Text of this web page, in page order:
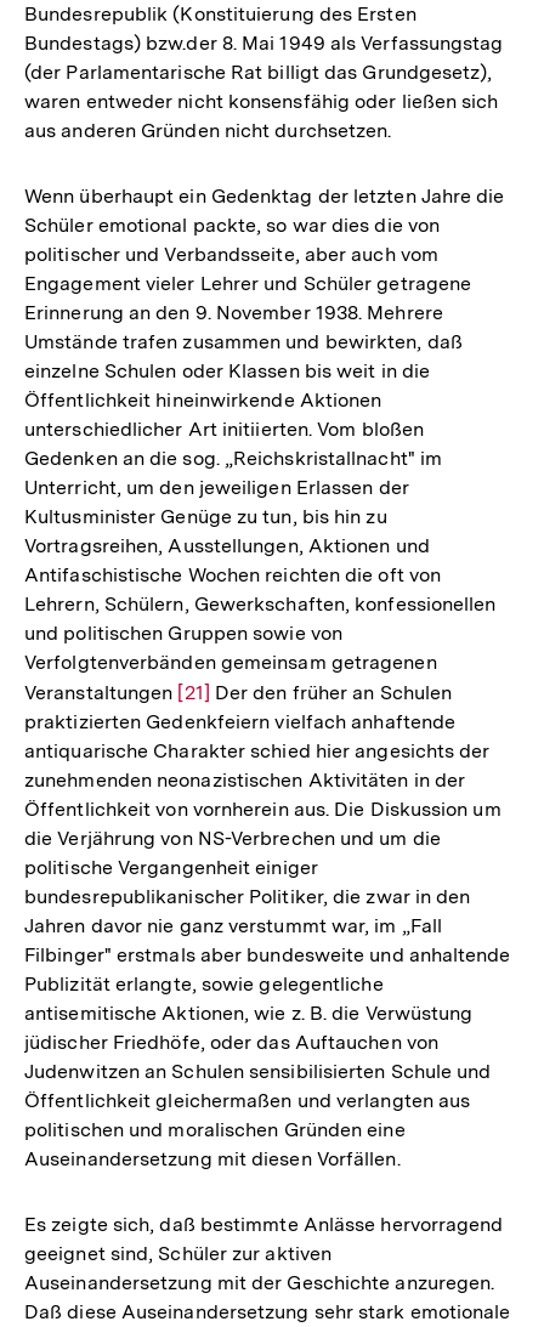
Bundesrepublik (Konstituierung des Ersten
Bundestags) bzw.der 8. Mai 1949 als Verfassungstag
(der Parlamentarische Rat billigt das Grundgesetz),
waren entweder nicht konsensfähig oder ließen sich
aus anderen Gründen nicht durchsetzen.
Wenn überhaupt ein Gedenktag der letzten Jahre die
Schüler emotional packte, so war dies die von
politischer und Verbandsseite, aber auch vom
Engagement vieler Lehrer und Schüler getragene
Erinnerung an den 9. November 1938. Mehrere
Umstände trafen zusammen und bewirkten, daß
einzelne Schulen oder Klassen bis weit in die
Öffentlichkeit hineinwirkende Aktionen
unterschiedlicher Art initiierten. Vom bloßen
Gedenken an die sog. „Reichskristallnacht" im
Unterricht, um den jeweiligen Erlassen der
Kultusminister Genüge zu tun, bis hin zu
Vortragsreihen, Ausstellungen, Aktionen und
Antifaschistische Wochen reichten die oft von
Lehrern, Schülern, Gewerkschaften, konfessionellen
und politischen Gruppen sowie von
Verfolgtenverbänden gemeinsam getragenen
Veranstaltungen Zur
Auflösung
der
Fußnote
[21] Der den früher an Schulen
praktizierten Gedenkfeiern vielfach anhaftende
antiquarische Charakter schied hier angesichts der
zunehmenden neonazistischen Aktivitäten in der
Öffentlichkeit von vornherein aus. Die Diskussion um
die Verjährung von NS-Verbrechen und um die
politische Vergangenheit einiger
bundesrepublikanischer Politiker, die zwar in den
Jahren davor nie ganz verstummt war, im „Fall
Filbinger" erstmals aber bundesweite und anhaltende
Publizität erlangte, sowie gelegentliche
antisemitische Aktionen, wie z. B. die Verwüstung
jüdischer Friedhöfe, oder das Auftauchen von
Judenwitzen an Schulen sensibilisierten Schule und
Öffentlichkeit gleichermaßen und verlangten aus
politischen und moralischen Gründen eine
Auseinandersetzung mit diesen Vorfällen.
Es zeigte sich, daß bestimmte Anlässe hervorragend
geeignet sind, Schüler zur aktiven
Auseinandersetzung mit der Geschichte anzuregen.
Daß diese Auseinandersetzung sehr stark emotionale